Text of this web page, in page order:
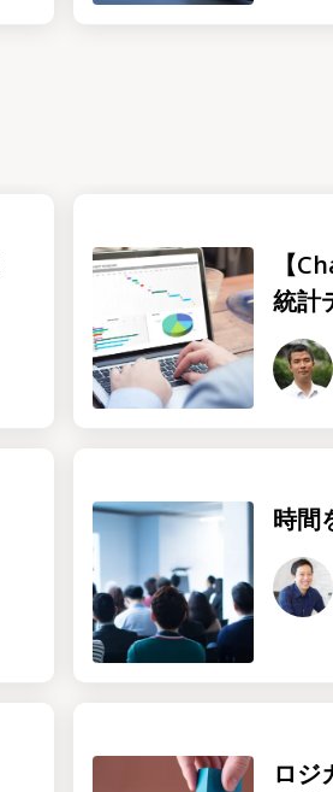
【
統計
時間
ロジ